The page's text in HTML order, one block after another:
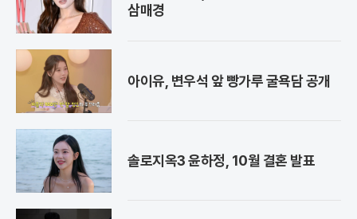
삼매경
아이유, 변우석 앞 빵가루 굴욕담 공개
솔로지옥3 윤하정, 10월 결혼 발표